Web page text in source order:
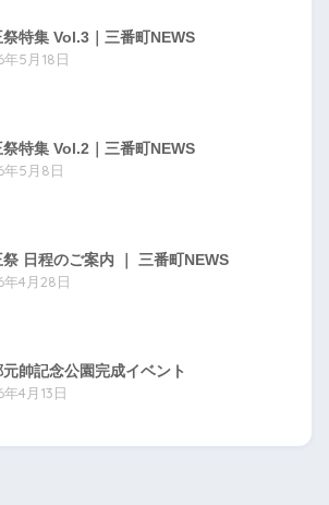
祭特集 Vol.3｜三番町NEWS
年5月18日
祭特集 Vol.2｜三番町NEWS
年5月8日
祭 日程のご案内 ｜ 三番町NEWS
年4月28日
帥記念公園完成イベント
4月13日